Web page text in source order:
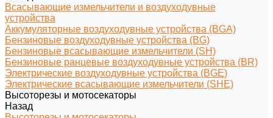
Всасывающие измельчители и воздуходувные
устройства
Аккумуляторные воздуходувные устройства (BGA)
Бензиновые воздуходувные устройства (BG)
Бензиновые всасывающие измельчители (SH)
Бензиновые ранцевые воздуходувные устройства (BR)
Электрические воздуходувные устройства (BGE)
Электрические всасывающие измельчители (SHE)
Высоторезы и мотосекаторы
Назад